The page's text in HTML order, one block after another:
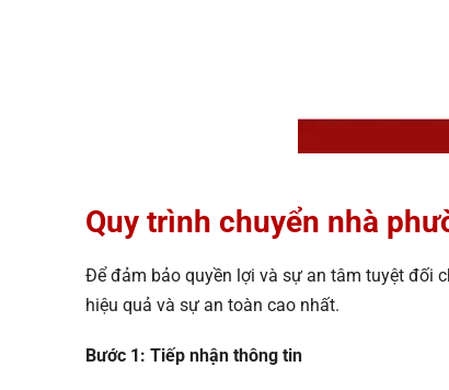
Quy trình chuyển nhà
Để đảm bảo quyền lợi và sự an tâm tuyệt đối
hiệu quả và sự an toàn cao nhất.
Bước 1: Tiếp nhận thông tin